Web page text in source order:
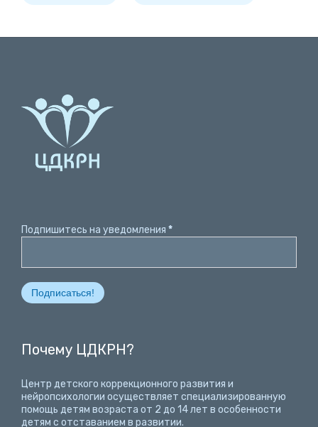
Подпишитесь на уведомления *
Почему ЦДКРН?
Центр детского коррекционного развития и
нейропсихологии осуществляет специализированную
помощь детям возраста от 2 до 14 лет в особенности
детям с отставанием в развитии.